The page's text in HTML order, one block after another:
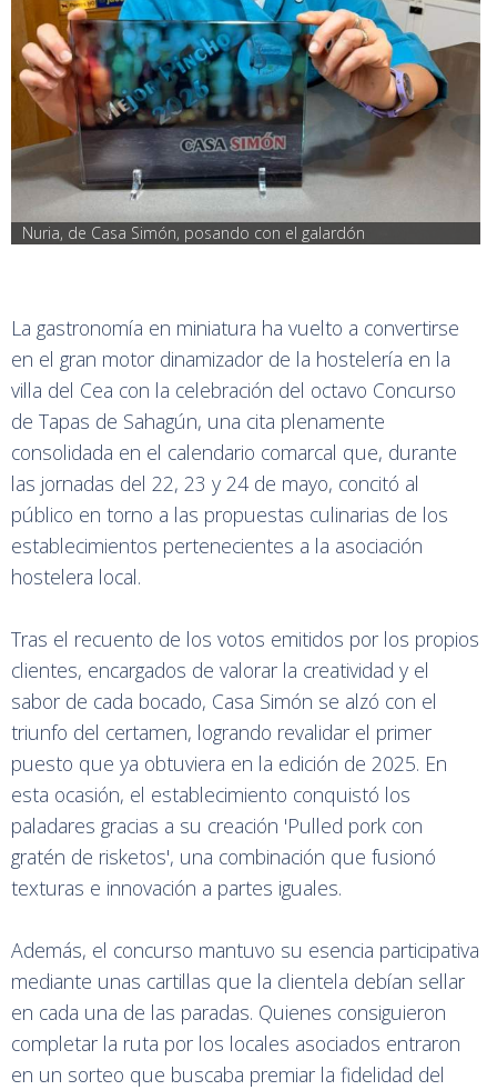
Nuria, de Casa Simón, posando con el galardón
La gastronomía en miniatura ha vuelto a convertirse
en el gran motor dinamizador de la hostelería en la
villa del Cea con la celebración del octavo Concurso
de Tapas de Sahagún, una cita plenamente
consolidada en el calendario comarcal que, durante
las jornadas del 22, 23 y 24 de mayo, concitó al
público en torno a las propuestas culinarias de los
establecimientos pertenecientes a la asociación
hostelera local.
Tras el recuento de los votos emitidos por los propios
clientes, encargados de valorar la creatividad y el
sabor de cada bocado, Casa Simón se alzó con el
triunfo del certamen, logrando revalidar el primer
puesto que ya obtuviera en la edición de 2025. En
esta ocasión, el establecimiento conquistó los
paladares gracias a su creación 'Pulled pork con
gratén de risketos', una combinación que fusionó
texturas e innovación a partes iguales.
Además, el concurso mantuvo su esencia participativa
mediante unas cartillas que la clientela debían sellar
en cada una de las paradas. Quienes consiguieron
completar la ruta por los locales asociados entraron
en un sorteo que buscaba premiar la fidelidad del